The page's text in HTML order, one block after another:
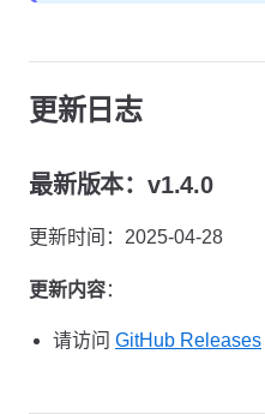
更新日志
最新版本：v1.4.0
更新时间：2025-04-28
更新内容：
请访问 GitHub Releases